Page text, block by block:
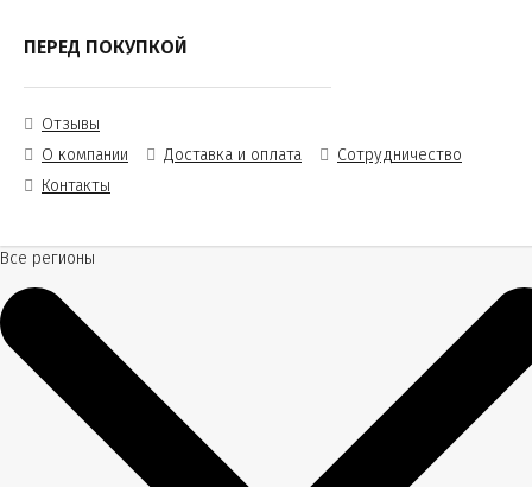
ПЕРЕД ПОКУПКОЙ
Отзывы
О компании
Доставка и оплата
Сотрудничество
Контакты
Все регионы